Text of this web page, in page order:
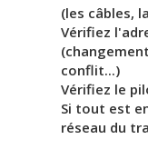
(les câbles,
Vérifiez
conflit...)
Vérifiez le
Si tout est
réseau du